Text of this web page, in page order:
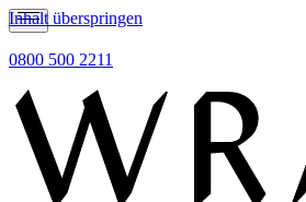
Inhalt überspringen
0800 500 2211